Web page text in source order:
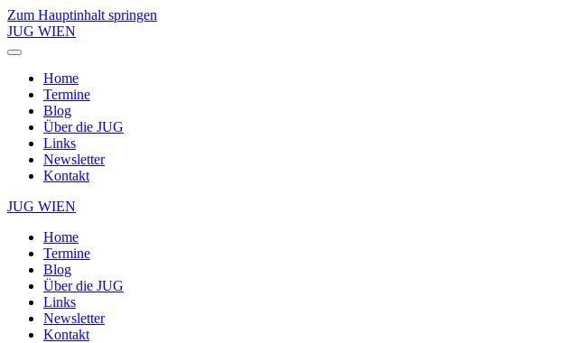
Zum Hauptinhalt springen
JUG WIEN
Home
Termine
Blog
Über die JUG
Links
Newsletter
Kontakt
JUG WIEN
Home
Termine
Blog
Über die JUG
Links
Newsletter
Kontakt